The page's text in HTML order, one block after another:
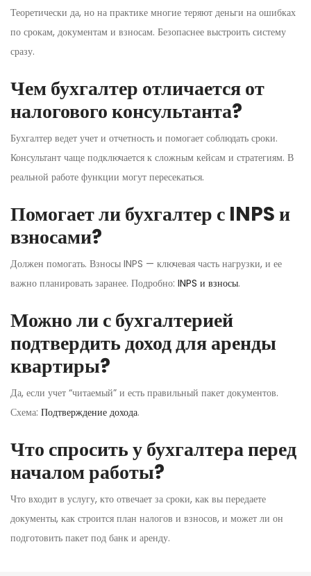
Теоретически да, но на практике многие теряют деньги на ошибках
по срокам, документам и взносам. Безопаснее выстроить систему
сразу.
Чем бухгалтер отличается от
налогового консультанта?
Бухгалтер ведет учет и отчетность и помогает соблюдать сроки.
Консультант чаще подключается к сложным кейсам и стратегиям. В
реальной работе функции могут пересекаться.
Помогает ли бухгалтер с INPS и
взносами?
Должен помогать. Взносы INPS — ключевая часть нагрузки, и ее
важно планировать заранее. Подробно: INPS и взносы.
Можно ли с бухгалтерией
подтвердить доход для аренды
квартиры?
Да, если учет “читаемый” и есть правильный пакет документов.
Схема: Подтверждение дохода.
Что спросить у бухгалтера перед
началом работы?
Что входит в услугу, кто отвечает за сроки, как вы передаете
документы, как строится план налогов и взносов, и может ли он
подготовить пакет под банк и аренду.